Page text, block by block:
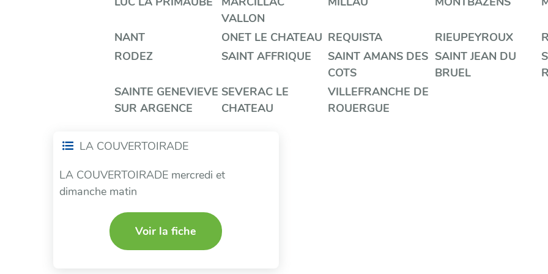
VALLON
NANT ONET LE CHATEAU REQUISTA RIEUPEYROUX
RODEZ
SAINT AFFRIQUE
SAINT AMANS DES
COTS
SAINT JEAN DU
BRUEL
SAINTE GENEVIEVE
SUR ARGENCE
SEVERAC LE
CHATEAU
VILLEFRANCHE DE
ROUERGUE
LA COUVERTOIRADE
LA COUVERTOIRADE mercredi et
dimanche matin
Voir la fiche